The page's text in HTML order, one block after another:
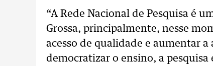
“A Rede Nacional de Pesquisa é
Grossa, principalmente, nesse
acesso de qualidade e aumentar
democratizar o ensino, a pesquisa